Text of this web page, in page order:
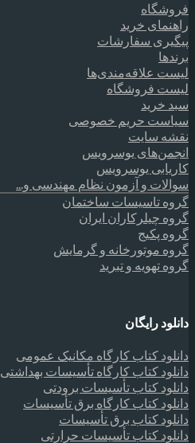
فروشگاه
راهنمای خرید
پیگیری سفارشات
برندها
لیست علاقه‌مندی‌ها
لیست فروشگاه
سبد خرید
سیاست حریم خصوصی
نقشه سایت
انجمن‌های یوسرویس
کاریابی یوسرویس
سوالات و آزمون نظام مهندسی و...
گروه تاسیسات ساختمان
گروه چیلرکاران ایران
گروه پکیج
گروه موتورخانه و گرمایش
گروه تهویه و تبرید
دانلود رایگان
دانلود کتاب کارگاه مکانیک عمومی
دانلود کتاب کارگاه تأسیسات بهداشتی
دانلود کتاب تأسیسات برودتی
دانلود کتاب کارگاه برق تأسیسات
دانلود کتاب برق تأسیسات
دانلود کتاب تأسیسات حرارتی